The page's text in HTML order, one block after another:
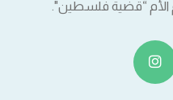
الأم “قضية فلسطين".